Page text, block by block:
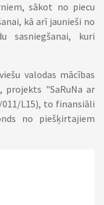
sākot no piecu
kā arī jaunieši no
sasniegšanai, kuri
valodas mācības
projekts "SaRuNa ar
011/L15), to finansiāli
no piešķirtajiem